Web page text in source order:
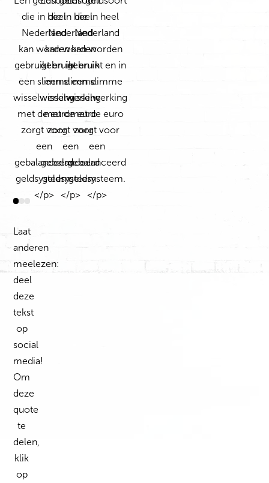
Laat
anderen
meelezen:
deel
deze
tekst
op
social
media!
Om
deze
quote
te
delen,
klik
op